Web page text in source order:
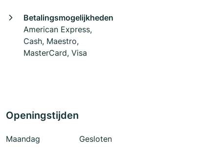
Betalingsmogelijkheden
American Express,
Cash, Maestro,
MasterCard, Visa
Openingstijden
Maandag
Gesloten